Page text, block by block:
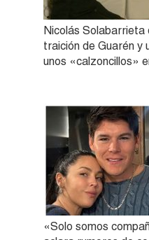
Nicolás
traición de Guarén y
unos «calzoncillos»
«Solo somos